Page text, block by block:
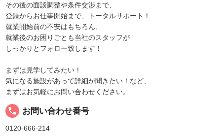
その後の面談調整や条件交渉まで、
登録からお仕事開始まで、トータルサポート！
就業開始前の不安はもちろん、
就業後のお困りごとも当社のスタッフが
しっかりとフォロー致します！
まずは見学してみたい！
気になる施設があって詳細が聞きたい！など、
まずはお気軽にお問い合わせください。
local_phone お問い合わせ番号
0120-666-214